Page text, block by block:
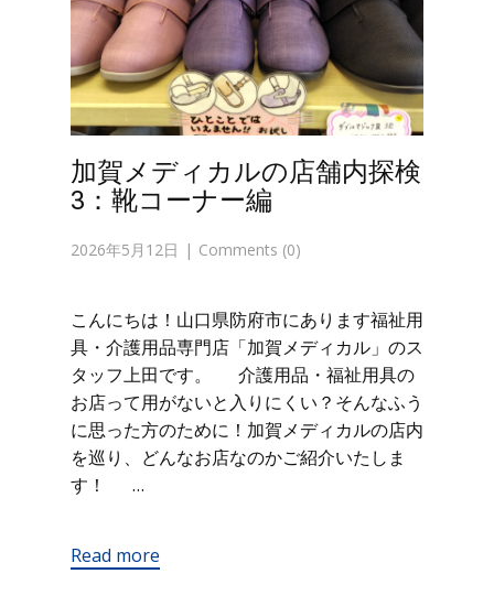
加賀メディカルの店舗内探検
3：靴コーナー編
2026年5月12日 Comments (0)
こんにちは！山口県防府市にあります福祉用
具・介護用品専門店「加賀メディカル」のス
タッフ上田です。 介護用品・福祉用具の
お店って用がないと入りにくい？そんなふう
に思った方のために！加賀メディカルの店内
を巡り、どんなお店なのかご紹介いたしま
す！ …
Read more